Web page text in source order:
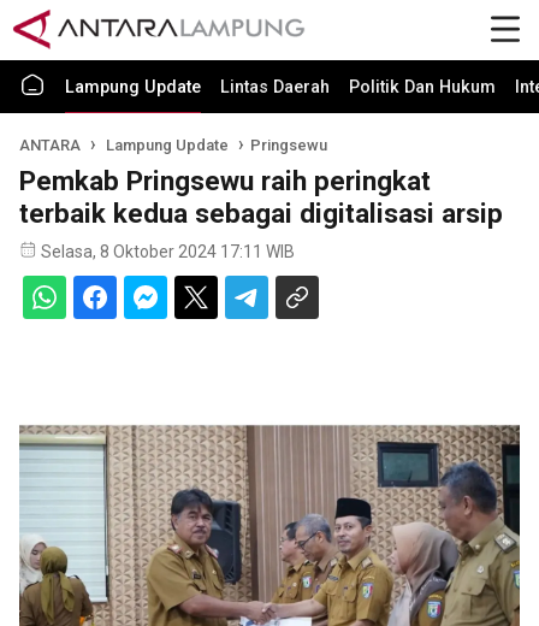
Lampung Update Lintas Daerah Politik Dan Hukum
ANTARA Lampung Update Pringsewu
Pemkab Pringsewu raih peringkat
terbaik kedua sebagai digitalisasi arsip
Selasa, 8 Oktober 2024 17:11 WIB